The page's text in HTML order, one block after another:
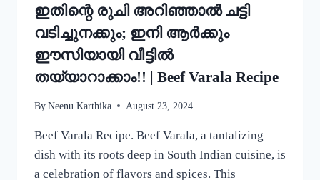
ഇതിന്റെ രുചി അറിഞ്ഞാൽ ചട്ടി
വടിച്ചുനക്കും; ഇനി ആർക്കും
ഈസിയായി വീട്ടിൽ
തയ്യാറാക്കാം!! | Beef Varala Recipe
By Neenu Karthika August 23, 2024
Beef Varala Recipe. Beef Varala, a tantalizing
dish with its roots deep in South Indian cuisine, is
a celebration of flavors and spices. This